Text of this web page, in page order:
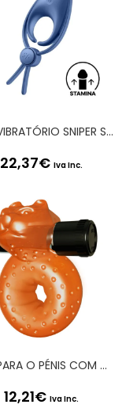
ANEL VIBRATÓRIO SNIPER SATISFYER AZUL
22,37€ Iva Inc.
ANEL PARA O PÉNIS COM VIBRAÇÃO SEX PLEASE! MOROZKO LARANJA
12,21€ Iva Inc.